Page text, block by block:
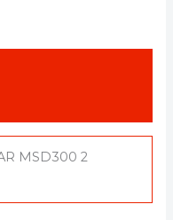
MSD300 2